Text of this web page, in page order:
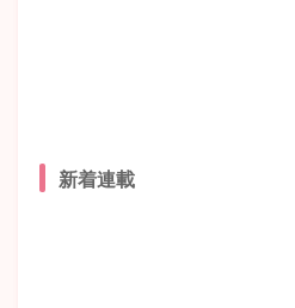
新着連載